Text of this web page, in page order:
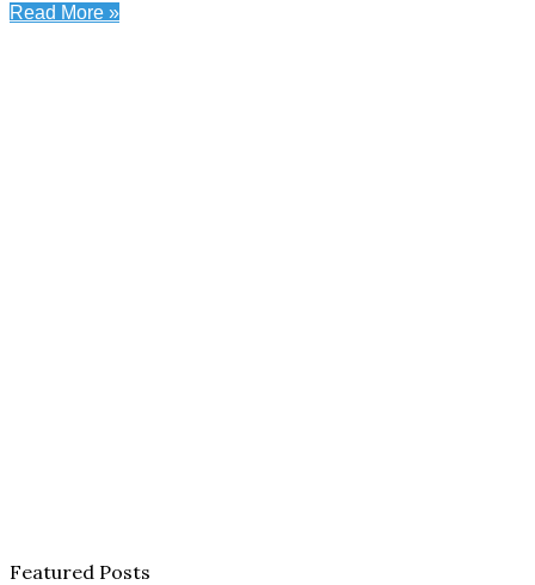
Read More »
Featured Posts